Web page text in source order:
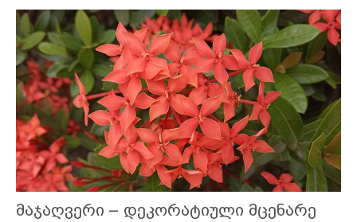
მაჯაღვერი – დეკორატიული მცენარე